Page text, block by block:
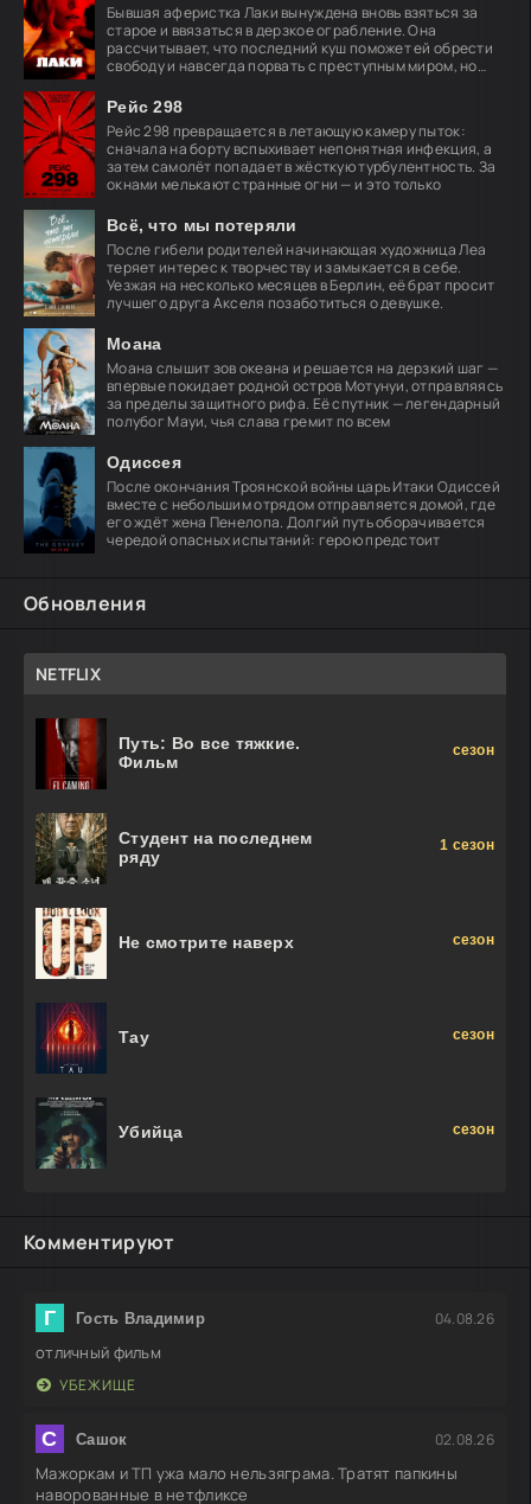
Бывшая аферистка Лаки вынуждена вновь взяться за
старое и ввязаться в дерзкое ограбление. Она
рассчитывает, что последний куш поможет ей обрести
свободу и навсегда порвать с преступным миром, но
Рейс 298
Рейс 298 превращается в летающую камеру пыток:
сначала на борту вспыхивает непонятная инфекция, а
затем самолёт попадает в жёсткую турбулентность. За
окнами мелькают странные огни — и это только
Всё, что мы потеряли
После гибели родителей начинающая художница Леа
теряет интерес к творчеству и замыкается в себе.
Уезжая на несколько месяцев в Берлин, её брат просит
лучшего друга Акселя позаботиться о девушке.
Моана
Моана слышит зов океана и решается на дерзкий шаг —
впервые покидает родной остров Мотунуи, отправляясь
за пределы защитного рифа. Её спутник — легендарный
полубог Мауи, чья слава гремит по всем
Одиссея
После окончания Троянской войны царь Итаки Одиссей
вместе с небольшим отрядом отправляется домой, где
его ждёт жена Пенелопа. Долгий путь оборачивается
чередой опасных испытаний: герою предстоит
Обновления
NETFLIX
Путь: Во все тяжкие.
Фильм
сезон
Студент на последнем
ряду
1 сезон
Не смотрите наверх сезон
Тау сезон
Убийца сезон
Комментируют
Г Гость Владимир 04.08.26
отличный фильм
УБЕЖИЩЕ
С Сашок 02.08.26
Мажоркам и ТП ужа мало нельзяграма. Тратят папкины
наворованные в нетфликсе